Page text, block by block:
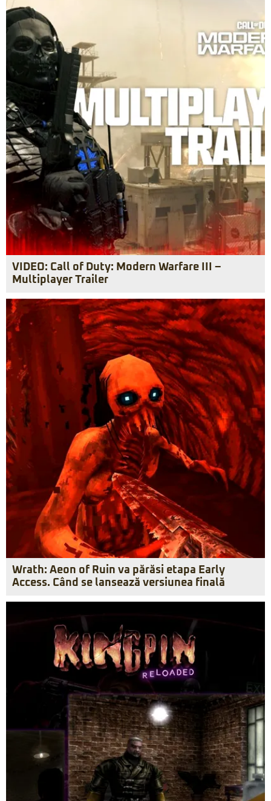
VIDEO: Call of Duty: Modern Warfare III –
Multiplayer Trailer
Wrath: Aeon of Ruin va părăsi etapa Early
Access. Când se lansează versiunea finală